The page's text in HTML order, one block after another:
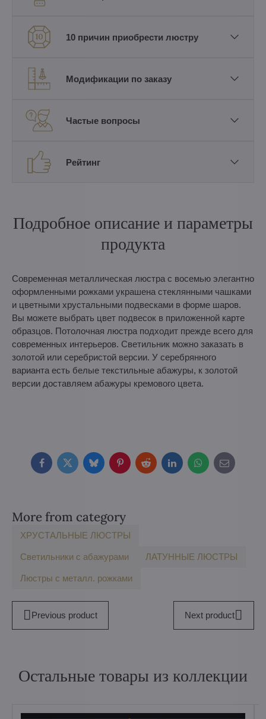
10 причин приобрести люстру
Модификации по заказу
Частые вопросы
Рейтинг
Подробное описание и параметры
продукта
Современная металлическая люстра с восемью элегантно
оформленными рожками украшена стеклянными чашками
и цветными хрустальными подвесками в форме шаров.
Вы можете выбрать цвет подвесок в приложенной карте
образцов. Потолочная люстра подходит прежде всего для
современных интерьеров. Светильник можно заказать в
золотой или серебристой версии. У серебрянного
варианта есть белые текстильные абажуры, к золотой
версии доставляем абажуры кремового цвета.
FacebookTwitterBlueskyPinterestRedditLinkedInWhatsApp
E-
mail
More from category
ХРУСТАЛЬНЫЕ ЛЮСТРЫ
Светильники с абажурами ЛАТУННЫЕ ЛЮСТРЫ
Люстры с металл. рoжкaми
Previous product Next product
Остальные товары из коллекции